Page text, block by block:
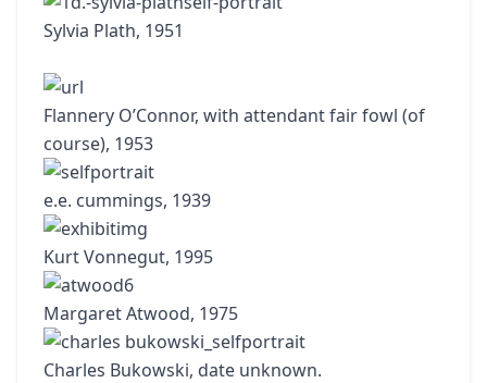
Sylvia Plath, 1951
Flannery O’Connor, with attendant fair fowl (of
course), 1953
e.e. cummings, 1939
Kurt Vonnegut, 1995
Margaret Atwood, 1975
Charles Bukowski, date unknown.